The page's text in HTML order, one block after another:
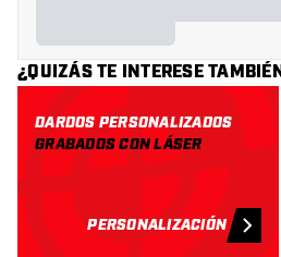
¿QUIZÁS TE INTERESE
DARDOS PERSONALIZADOS
GRABADOS CON LÁSER
PERSONALIZACIÓN